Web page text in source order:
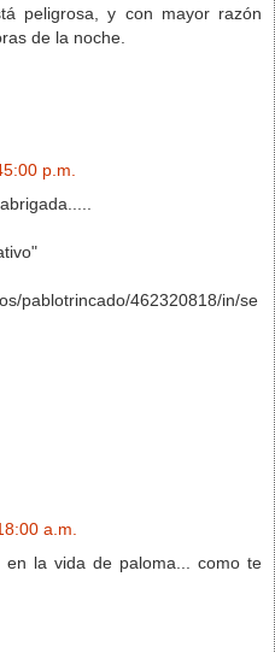
peligrosa, y con mayor razón
de la noche.
p.m.
pablotrincado/462320818/in/se
a.m.
la vida de paloma... como te